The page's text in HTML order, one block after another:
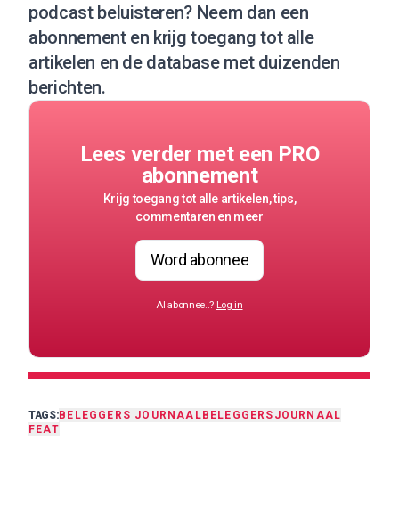
podcast beluisteren? Neem dan een
abonnementen krijg toegang tot alle
artikelen en de database met duizenden
berichten.
Lees verder met een PRO
abonnement
Krijg toegang tot alle artikelen, tips,
commentaren en meer
Word abonnee
Al abonnee..? Log in
TAGS:BELEGGERS JOURNAAL BELEGGERSJOURNAAL
FEAT